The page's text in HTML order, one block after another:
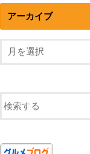
アーカイブ